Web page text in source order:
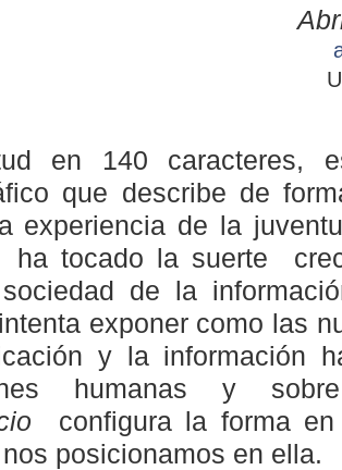
en 140 caracteres,
que describe de
experiencia de la
ha tocado la suerte
de la
exponer como las
y la información
humanas y
configura la forma en
posicionamos en ella.